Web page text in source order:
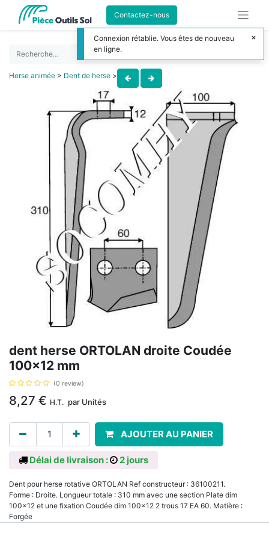
Contactez-nous
Herse animée > Dent de herse >
dent herse ORTOLAN droite Coudée
100x12 mm
(0 review)
8,27 € H.T. par Unités
AJOUTER AU PANIER
Délai de livraison : 2 jours
Dent pour herse rotative ORTOLAN Ref constructeur : 36100211.
Forme : Droite. Longueur totale : 310 mm avec une section Plate dim
100x12 et une fixation Coudée dim 100x12 2 trous 17 EA 60. Matière :
Forgée
Connexion rétablie. Vous êtes de nouveau
en ligne.